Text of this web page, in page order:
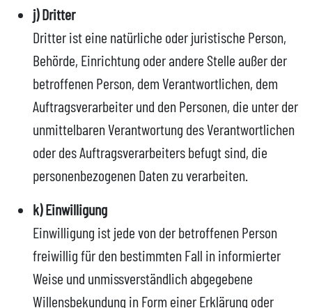
j) Dritter
Dritter ist eine natürliche oder juristische Person,
Behörde, Einrichtung oder andere Stelle außer der
betroffenen Person, dem Verantwortlichen, dem
Auftragsverarbeiter und den Personen, die unter der
unmittelbaren Verantwortung des Verantwortlichen
oder des Auftragsverarbeiters befugt sind, die
personenbezogenen Daten zu verarbeiten.
k) Einwilligung
Einwilligung ist jede von der betroffenen Person
freiwillig für den bestimmten Fall in informierter
Weise und unmissverständlich abgegebene
Willensbekundung in Form einer Erklärung oder